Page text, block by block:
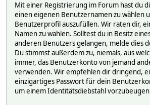
Mit einer Registrierung im Forum hast du
einen eigenen Benutzernamen zu wählen
Benutzerprofil auszufüllen. Wir raten dir,
Namen zu wählen. Solltest du in Besitz
anderen Benutzers gelangen, melde dies
Du stimmst außerdem zu, niemals, aus
immer, das Benutzerkonto von jemand
verwenden. Wir empfehlen dir dringend,
einzigartiges Passwort für dein
um einem Identitätsdiebstahl